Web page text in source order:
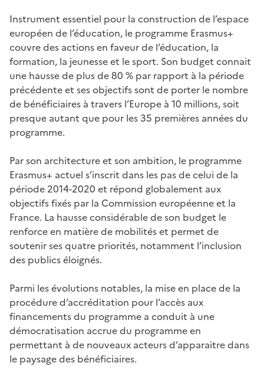
Instrument essentiel pour la construction de l’espace
européen de l’éducation, le programme Erasmus+
couvre des actions en faveur de l’éducation, la
formation, la jeunesse et le sport. Son budget connait
une hausse de plus de 80 % par rapport à la période
précédente et ses objectifs sont de porter le nombre
de bénéficiaires à travers l’Europe à 10 millions, soit
presque autant que pour les 35 premières années du
programme.
Par son architecture et son ambition, le programme
Erasmus+ actuel s’inscrit dans les pas de celui de la
période 2014-2020 et répond globalement aux
objectifs fixés par la Commission européenne et la
France. La hausse considérable de son budget le
renforce en matière de mobilités et permet de
soutenir ses quatre priorités, notamment l’inclusion
des publics éloignés.
Parmi les évolutions notables, la mise en place de la
procédure d’accréditation pour l’accès aux
financements du programme a conduit à une
démocratisation accrue du programme en
permettant à de nouveaux acteurs d’apparaitre dans
le paysage des bénéficiaires.